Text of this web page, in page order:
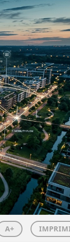
A+